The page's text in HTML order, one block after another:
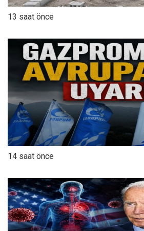
13 saat önce
14 saat önce